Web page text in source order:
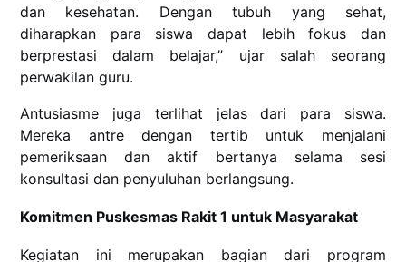
dan kesehatan. Dengan tubuh yang sehat,
diharapkan para siswa dapat lebih fokus dan
berprestasi dalam belajar,” ujar salah seorang
perwakilan guru.
Antusiasme juga terlihat jelas dari para siswa.
Mereka antre dengan tertib untuk menjalani
pemeriksaan dan aktif bertanya selama sesi
konsultasi dan penyuluhan berlangsung.
Komitmen Puskesmas Rakit 1 untuk Masyarakat
Kegiatan ini merupakan bagian dari program